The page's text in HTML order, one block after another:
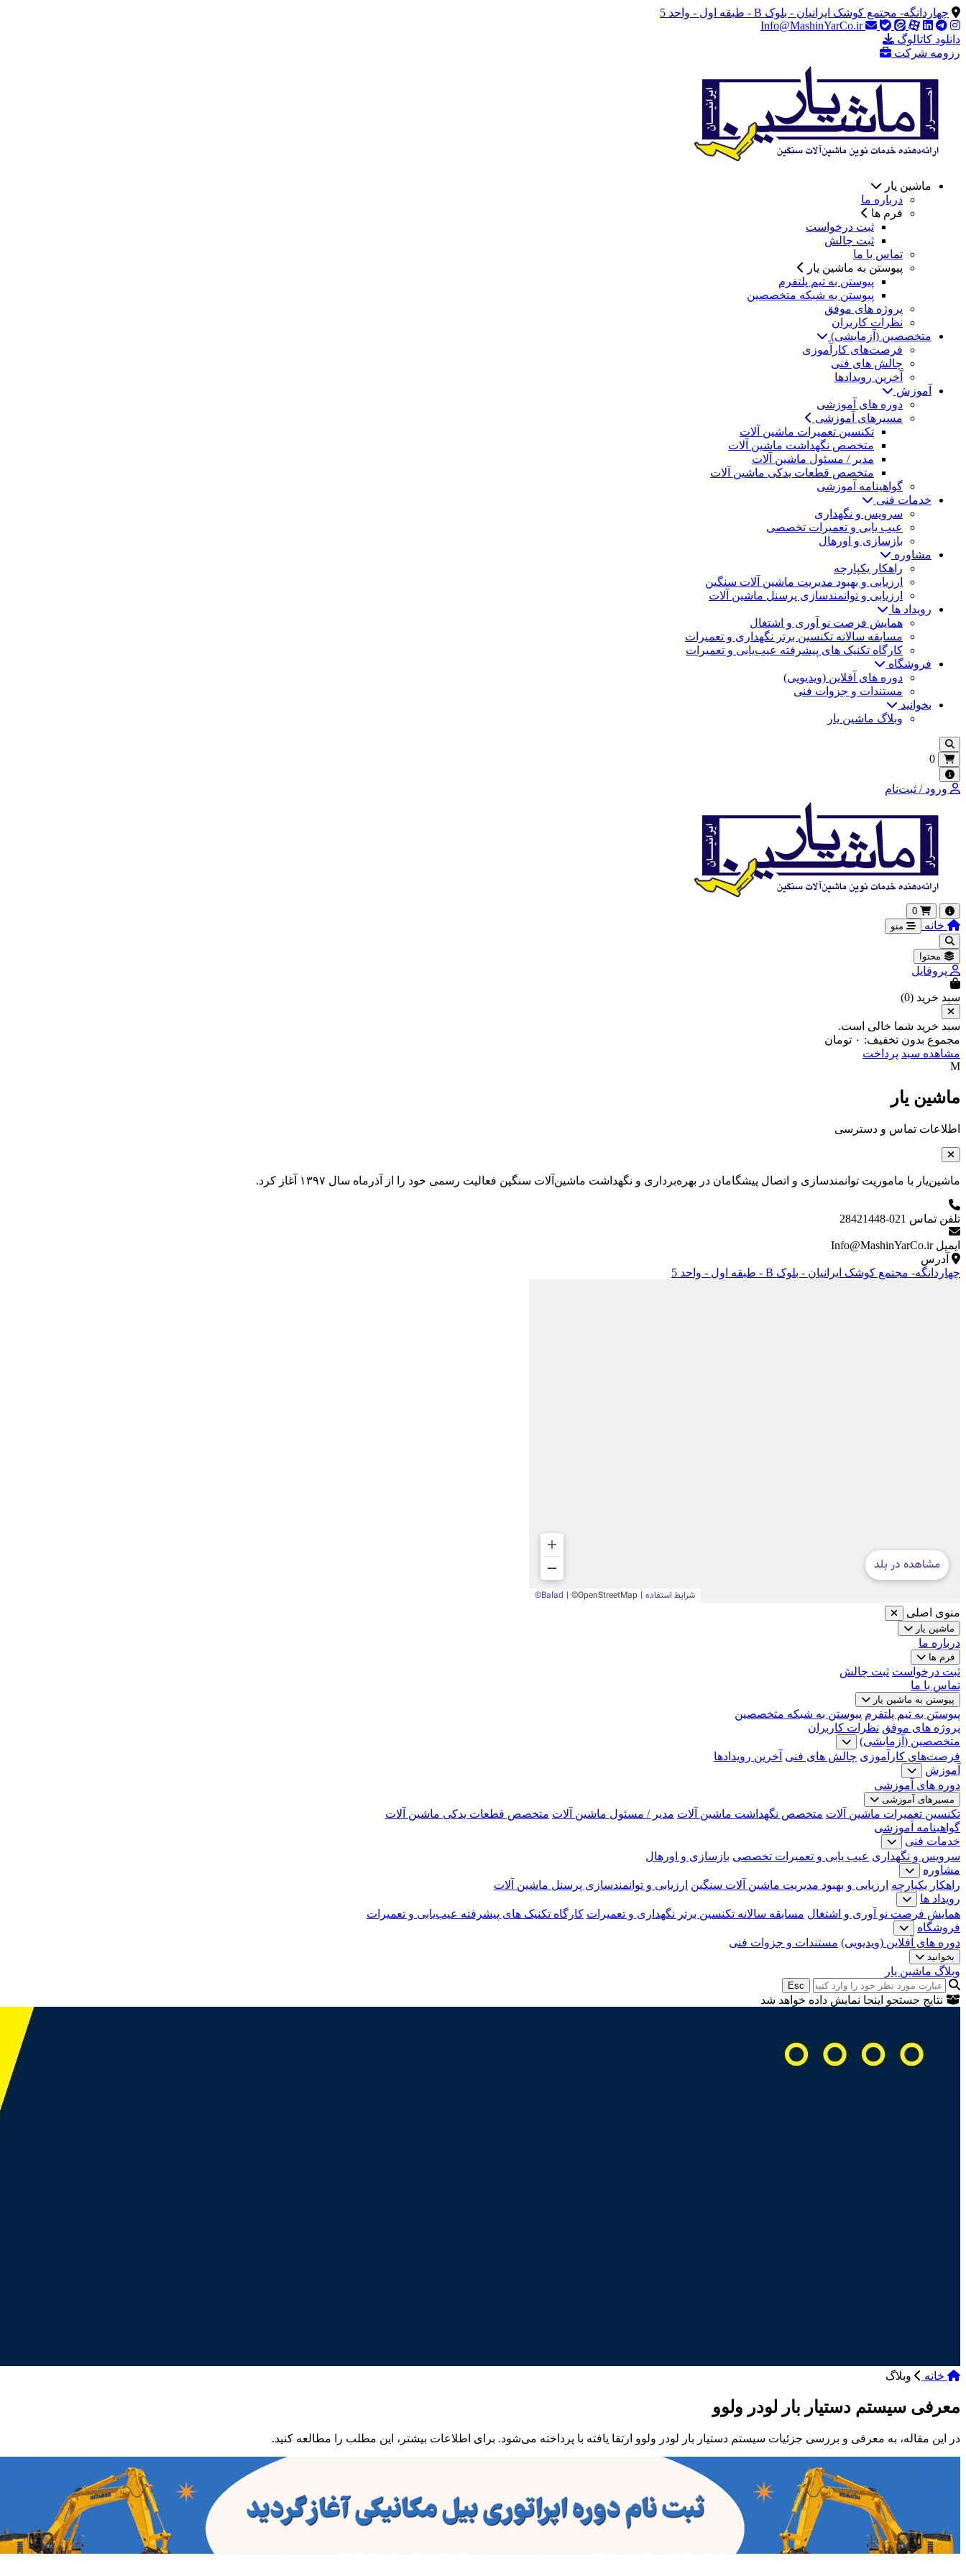
چهاردانگه- مجتمع کوشک ایرانیان - بلوک B - طبقه اول - واحد 5
Info@MashinYarCo.ir
دانلود کاتالوگ
رزومه شرکت
ماشین یار
درباره ما
فرم ها
ثبت درخواست
ثبت چالش
تماس با ما
پیوستن به ماشین یار
پیوستن به تیم پلتفرم
پیوستن به شبکه متخصصین
پروژه های موفق
نظرات کاربران
متخصصین (آزمایشی)
فرصت‌های کارآموزی
چالش های فنی
آخرین رویدادها
آموزش
دوره های آموزشی
مسیرهای آموزشی
تکنسین تعمیرات ماشین آلات
متخصص نگهداشت ماشین آلات
مدیر / مسئول ماشین آلات
متخصص قطعات یدکی ماشین آلات
گواهینامه آموزشی
خدمات فنی
سرویس و نگهداری
عیب یابی و تعمیرات تخصصی
بازسازی و اورهال
مشاوره
راهکار یکپارچه
ارزیابی و بهبود مدیریت ماشین آلات سنگین
ارزیابی و توانمندسازی پرسنل ماشین آلات
رویداد ها
همایش فرصت نو آوری و اشتغال
مسابقه سالانه تکنسین برتر نگهداری و تعمیرات
کارگاه تکنیک‌ های پیشرفته عیب‌یابی و تعمیرات
فروشگاه
دوره های آفلاین (ویدیویی)
مستندات و جزوات فنی
بخوانید
وبلاگ ماشین یار
0
ورود / ثبت‌نام
0
خانه منو
محتوا
پروفایل
سبد خرید (0
)
سبد خرید شما خالی است.
مجموع بدون تخفیف: ۰ تومان
مشاهده سبد پرداخت
M
ماشین یار
اطلاعات تماس و دسترسی
ماشین‌یار با ماموریت توانمندسازی و اتصال پیشگامان در بهره‌برداری و نگهداشت ماشین‌آلات سنگین فعالیت رسمی خود را از آذرماه سال ۱۳۹۷ آغاز کرد.
تلفن تماس 021-28421448
ایمیل Info@MashinYarCo.ir
آدرس
چهاردانگه- مجتمع کوشک ایرانیان - بلوک B - طبقه اول - واحد 5
منوی اصلی
ماشین یار
درباره ما
فرم ها
ثبت درخواست ثبت چالش
تماس با ما
پیوستن به ماشین یار
پیوستن به تیم پلتفرم پیوستن به شبکه متخصصین
پروژه های موفق نظرات کاربران
متخصصین (آزمایشی)
فرصت‌های کارآموزی چالش های فنی آخرین رویدادها
آموزش
دوره های آموزشی
مسیرهای آموزشی
تکنسین تعمیرات ماشین آلات متخصص نگهداشت ماشین آلات مدیر / مسئول ماشین آلات متخصص قطعات یدکی ماشین آلات
گواهینامه آموزشی
خدمات فنی
سرویس و نگهداری عیب یابی و تعمیرات تخصصی بازسازی و اورهال
مشاوره
راهکار یکپارچه ارزیابی و بهبود مدیریت ماشین آلات سنگین ارزیابی و توانمندسازی پرسنل ماشین آلات
رویداد ها
همایش فرصت نو آوری و اشتغال مسابقه سالانه تکنسین برتر نگهداری و تعمیرات کارگاه تکنیک‌ های پیشرفته عیب‌یابی و تعمیرات
فروشگاه
دوره های آفلاین (ویدیویی) مستندات و جزوات فنی
بخوانید
وبلاگ ماشین یار
Esc
نتایج جستجو اینجا نمایش داده خواهد شد
خانه وبلاگ
معرفی سیستم دستیار بار لودر ولوو
در این مقاله، به معرفی و بررسی جزئیات سیستم دستیار بار لودر ولوو ارتقا یافته با پرداخته می‌شود. برای اطلاعات بیشتر، این مطلب را مطالعه کنید.